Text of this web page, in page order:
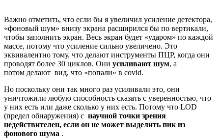
Важно отметить, что если бы я увеличил усиление детектора,
«фоновый шум» внизу экрана расширился бы по вертикали,
чтобы заполнить экран. Весь экран будет «ударом» по каждой
массе, потому что усиление сильно увеличено. Это
эквивалентно тому, что делают инструменты ПЦР, когда они
проводят более 30 циклов. Они усиливают шум, а
потом делают вид, что «попали» в covid.
Но поскольку они так много раз усиливали это, они
уничтожили любую способность сказать с уверенностью, что
у них есть или даже сколько у них есть. Потому что LOD
(предел обнаружения) с научной точки зрения
недействителен, если он не может выделить пик из
фонового шума .